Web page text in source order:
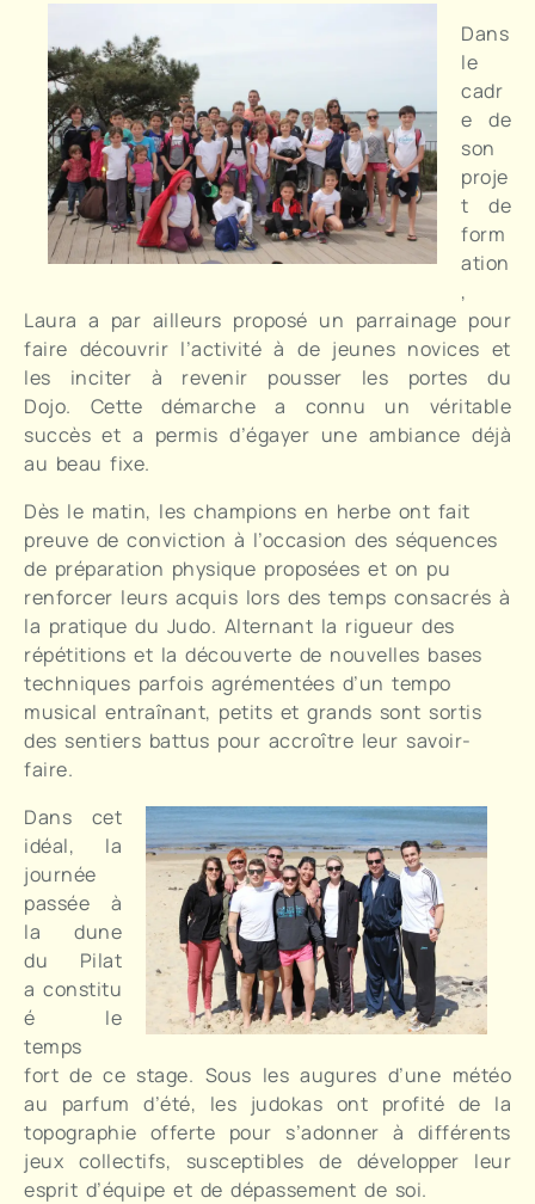
Dans
le
cadr
e de
son
proje
t de
form
ation
,
Laura a par ailleurs proposé un parrainage pour
faire découvrir l’activité à de jeunes novices et
les inciter à revenir pousser les portes du
Dojo. Cette démarche a connu un véritable
succès et a permis d’égayer une ambiance déjà
au beau fixe.
Dès le matin, les champions en herbe ont fait
preuve de conviction à l’occasion des séquences
de préparation physique proposées et on pu
renforcer leurs acquis lors des temps consacrés à
la pratique du Judo. Alternant la rigueur des
répétitions et la découverte de nouvelles bases
techniques parfois agrémentées d’un tempo
musical entraînant, petits et grands sont sortis
des sentiers battus pour accroître leur savoir-
faire.
Dans cet
idéal, la
journée
passée à
la dune
du Pilat
a constitu
é le
temps
fort de ce stage. Sous les augures d’une météo
au parfum d’été, les judokas ont profité de la
topographie offerte pour s’adonner à différents
jeux collectifs, susceptibles de développer leur
esprit d’équipe et de dépassement de soi.